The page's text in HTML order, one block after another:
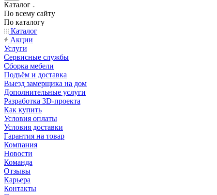
Каталог
По всему сайту
По каталогу
Каталог
Акции
Услуги
Сервисные службы
Сборка мебели
Подъём и доставка
Выезд замерщика на дом
Дополнительные услуги
Разработка 3D-проекта
Как купить
Условия оплаты
Условия доставки
Гарантия на товар
Компания
Новости
Команда
Отзывы
Карьера
Контакты